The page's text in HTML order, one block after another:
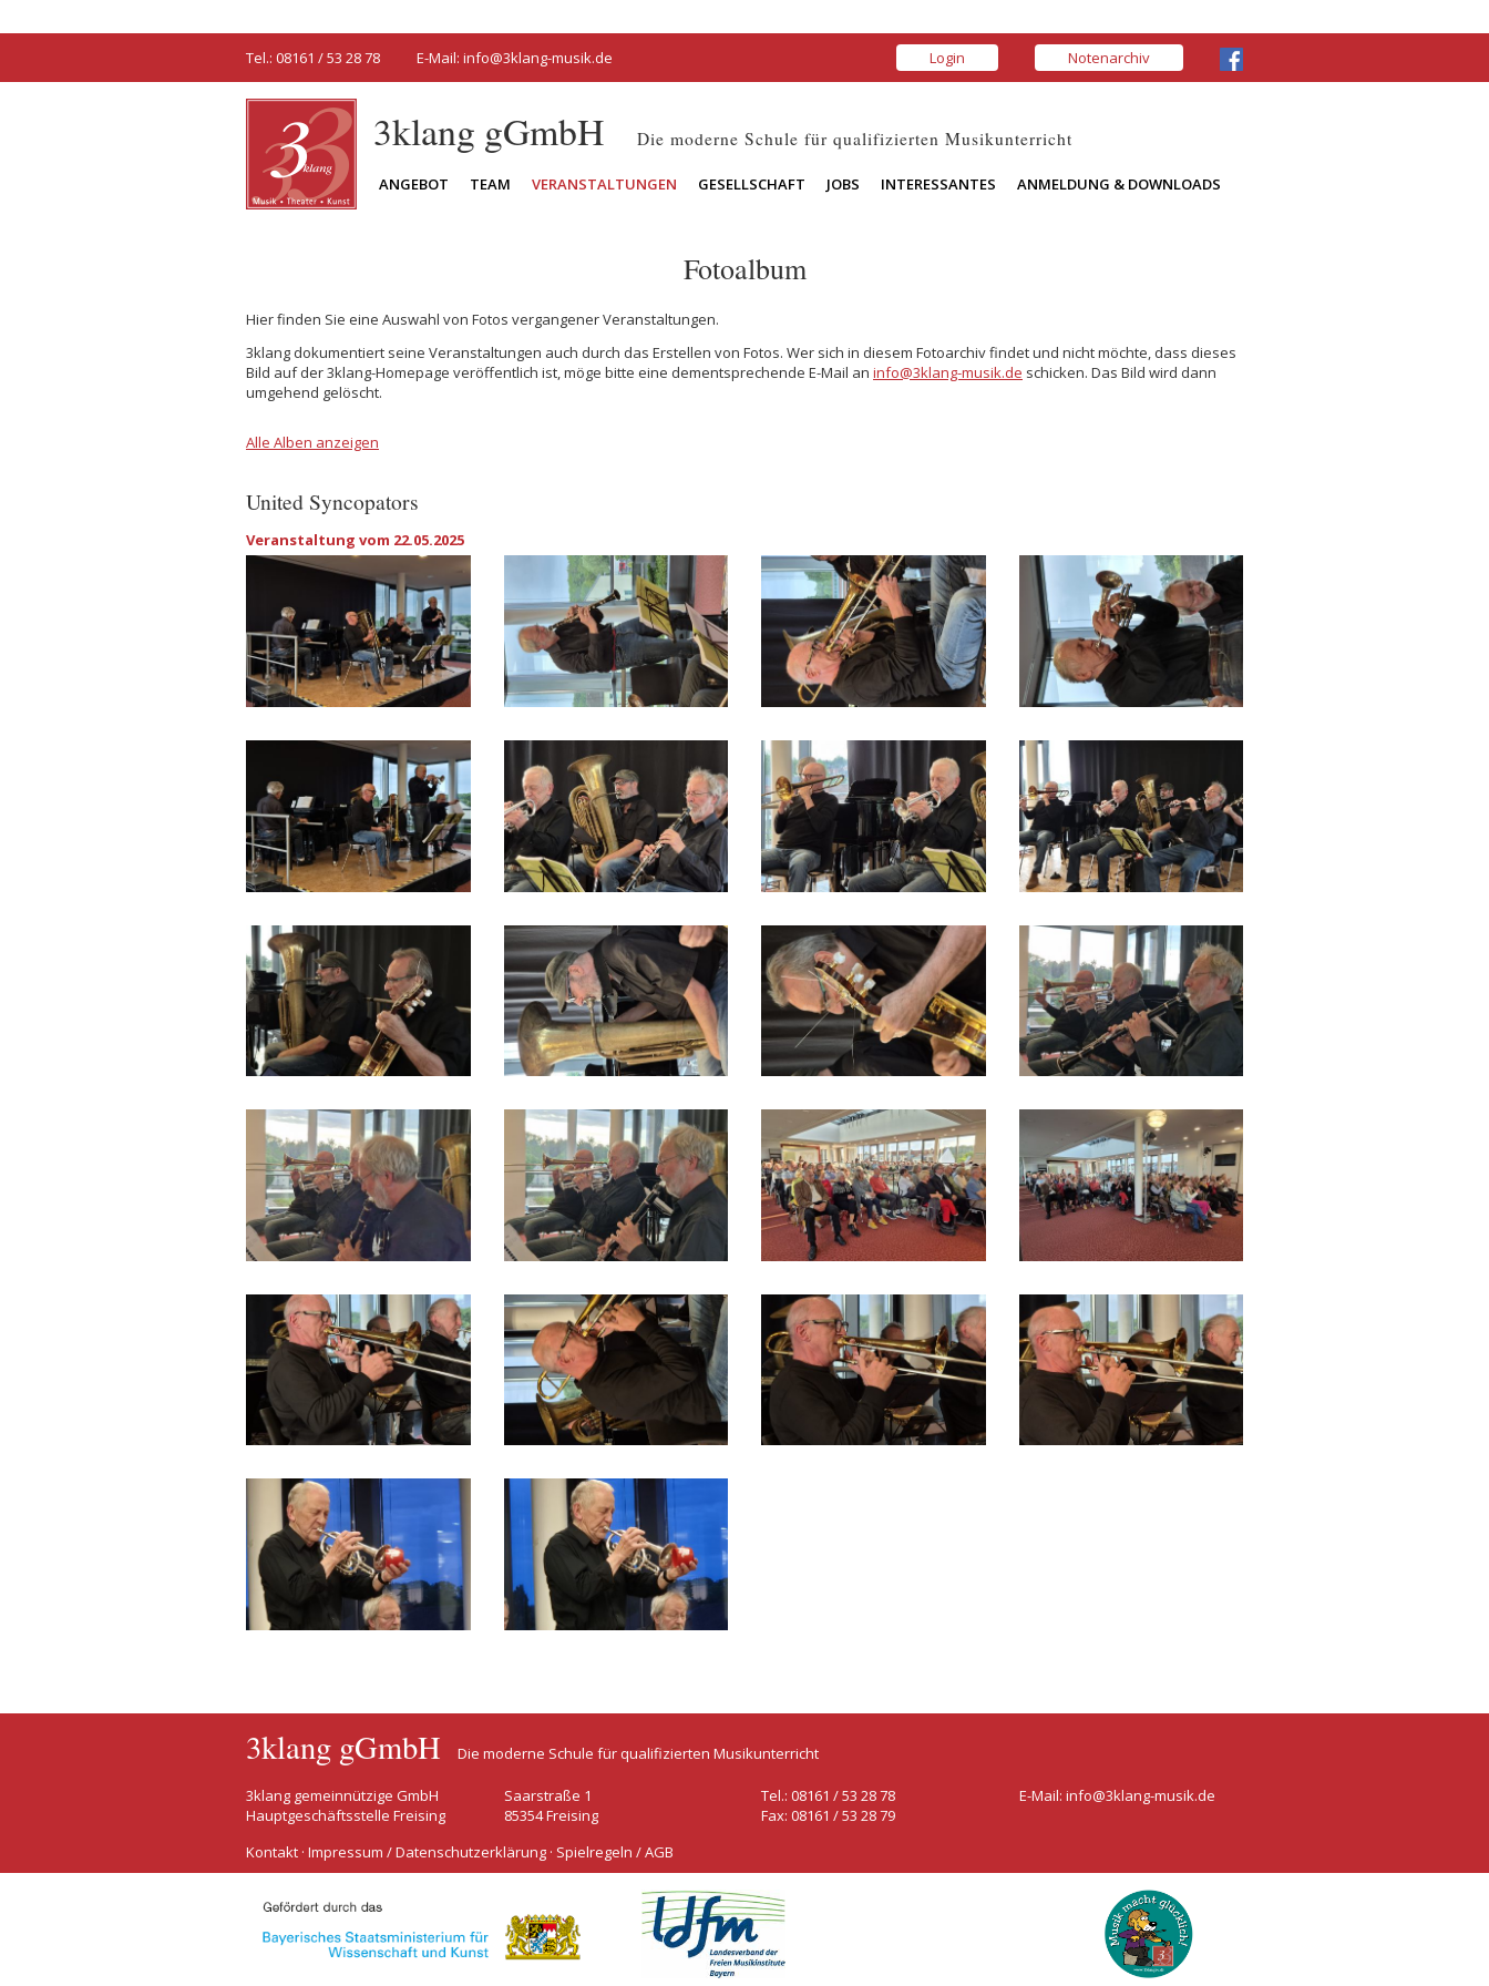
Tel.: 08161 / 53 28 78 E-Mail: info@3klang-musik.de Login Notenarchiv
3klang gGmbH Die moderne Schule für qualifizierten Musikunterricht
ANGEBOT TEAM VERANSTALTUNGEN GESELLSCHAFT JOBS INTERESSANTES ANMELDUNG & DOWNLOADS
Fotoalbum
Hier finden Sie eine Auswahl von Fotos vergangener Veranstaltungen.
3klang dokumentiert seine Veranstaltungen auch durch das Erstellen von Fotos. Wer sich in diesem Fotoarchiv findet und nicht möchte, dass dieses
Bild auf der 3klang-Homepage veröffentlich ist, möge bitte eine dementsprechende E-Mail an info@3klang-musik.de schicken. Das Bild wird dann
umgehend gelöscht.
Alle Alben anzeigen
United Syncopators
Veranstaltung vom 22.05.2025
3klang gGmbH Die moderne Schule für qualifizierten Musikunterricht
3klang gemeinnützige GmbH
Hauptgeschäftsstelle Freising
Saarstraße 1
85354 Freising
Tel.: 08161 / 53 28 78
Fax: 08161 / 53 28 79
E-Mail: info@3klang-musik.de
Kontakt · Impressum / Datenschutzerklärung · Spielregeln / AGB